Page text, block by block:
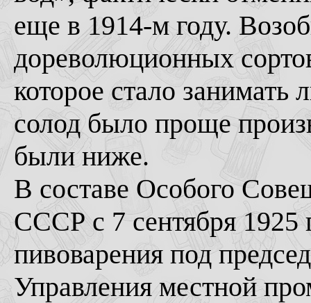
еще в 1914-м году.
дореволюционных
которое стало
солод было проще
были ниже.
В составе Особого
СССР с 7 сентября 1925
пивоварения под
Управления местной